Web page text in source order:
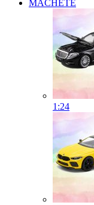
MACHETE
1:24